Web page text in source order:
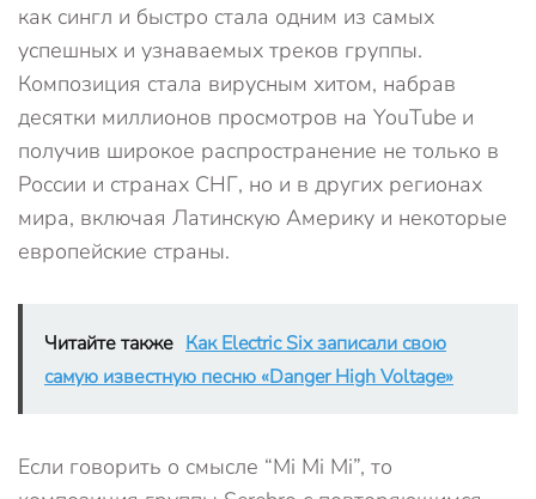
как сингл и быстро стала одним из самых
успешных и узнаваемых треков группы.
Композиция стала вирусным хитом, набрав
десятки миллионов просмотров на YouTube и
получив широкое распространение не только в
России и странах СНГ, но и в других регионах
мира, включая Латинскую Америку и некоторые
европейские страны.
Читайте также Как Electric Six записали свою
самую известную песню «Danger High Voltage»
Если говорить о смысле “Mi Mi Mi”, то